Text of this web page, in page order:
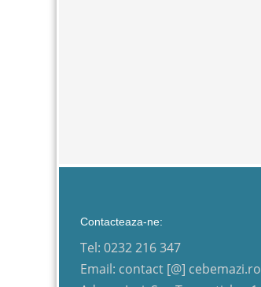
Contacteaza-ne:
Tel: 0232 216 347
Email: contact [@] cebemazi.ro